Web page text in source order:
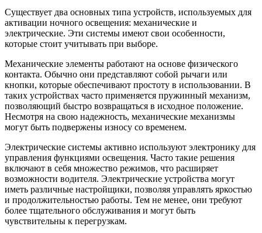
Существует два основных типа устройств, используемых для
активации ночного освещения: механические и
электрические. Эти системы имеют свои особенности,
которые стоит учитывать при выборе.
Механические элементы работают на основе физического
контакта. Обычно они представляют собой рычаги или
кнопки, которые обеспечивают простоту в использовании. В
таких устройствах часто применяется пружинный механизм,
позволяющий быстро возвращаться в исходное положение.
Несмотря на свою надежность, механические механизмы
могут быть подвержены износу со временем.
Электрические системы активно используют электронику для
управления функциями освещения. Часто такие решения
включают в себя множество режимов, что расширяет
возможности водителя. Электрические устройства могут
иметь различные настройщики, позволяя управлять яркостью
и продолжительностью работы. Тем не менее, они требуют
более тщательного обслуживания и могут быть
чувствительны к перегрузкам.